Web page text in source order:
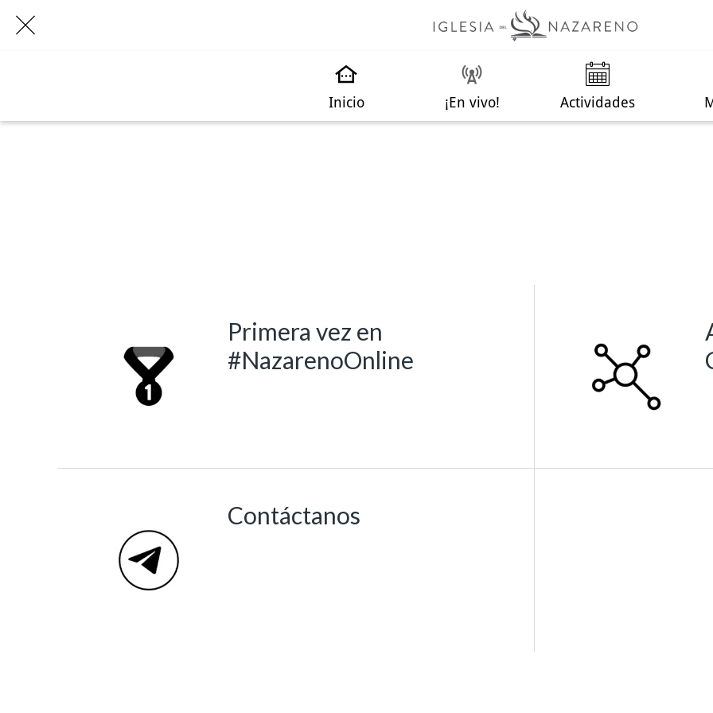
Inicio ¡En vivo! Actividades
Primera vez en
#NazarenoOnline
Contáctanos